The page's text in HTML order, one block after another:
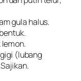
gula halus.
(lubang